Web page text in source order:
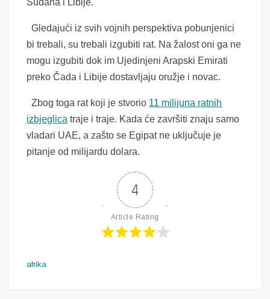
Sudana i Libije.
Gledajući iz svih vojnih perspektiva pobunjenici
bi trebali, su trebali izgubiti rat. Na žalost oni ga ne
mogu izgubiti dok im Ujedinjeni Arapski Emirati
preko Čada i Libije dostavljaju oružje i novac.
Zbog toga rat koji je stvorio 11 milijuna ratnih
izbjeglica traje i traje. Kada će završiti znaju samo
vladari UAE, a zašto se Egipat ne uključuje je
pitanje od milijardu dolara.
4
Article Rating
afrika